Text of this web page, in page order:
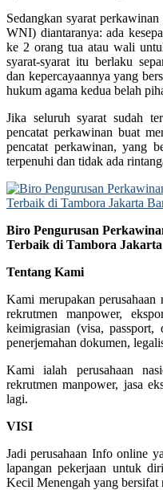
Sedangkan syarat
WNI) diantaranya: ada
ke 2 orang tua atau wali
syarat-syarat itu berlaku
dan kepercayaannya yang
hukum agama kedua belah
Jika seluruh syarat sudah
pencatat perkawinan buat
pencatat perkawinan, yang
terpenuhi dan tidak ada
Biro Pengurusan
Terbaik di Tambora
Tentang Kami
Kami merupakan perusahaan
rekrutmen manpower,
keimigrasian (visa, passport,
penerjemahan dokumen,
Kami ialah perusahaan
rekrutmen manpower, jasa
lagi.
VISI
Jadi perusahaan Info online
lapangan pekerjaan untuk
Kecil Menengah yang bersifat